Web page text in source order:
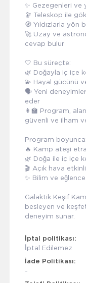
✨ Gezegenleri ve
🔭 Teleskop ile
🧭 Yıldızlarla yön
🚀 Uzay ve
cevap bulur
🤍 Bu süreçte:
🌿 Doğayla iç içe
💫 Hayal gücünü
🗣️ Yeni
eder
👩‍🏫 Program,
güvenli ve ilham
Program boyunca:
🔥 Kamp ateşi
🌿 Doğa ile iç içe
🎬 Açık hava
✨ Bilim ve
Galaktik Keşif
besleyen ve
deneyim sunar.
İptal politikası:
İptal Edilemez
İade Politikası:
-